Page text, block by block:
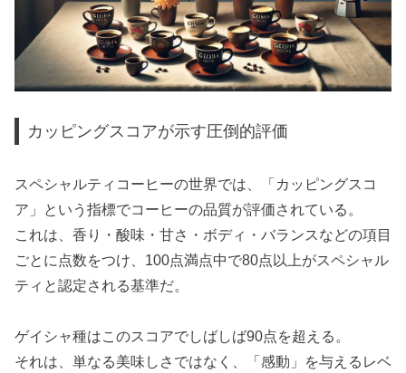
カッピングスコアが示す圧倒的評価
スペシャルティコーヒーの世界では、「カッピングスコ
ア」という指標でコーヒーの品質が評価されている。
これは、香り・酸味・甘さ・ボディ・バランスなどの項目
ごとに点数をつけ、100点満点中で80点以上がスペシャル
ティと認定される基準だ。
ゲイシャ種はこのスコアでしばしば90点を超える。
それは、単なる美味しさではなく、「感動」を与えるレベ